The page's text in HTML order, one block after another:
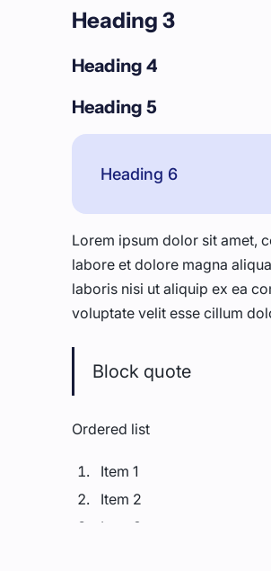
Heading 3
Heading 4
Heading 5
Heading 6
Lorem ipsum dolor sit amet,
labore et dolore magna
laboris nisi ut aliquip ex ea
voluptate velit esse cillum
Block quote
Ordered list
Item 1
Item 2
Item 3